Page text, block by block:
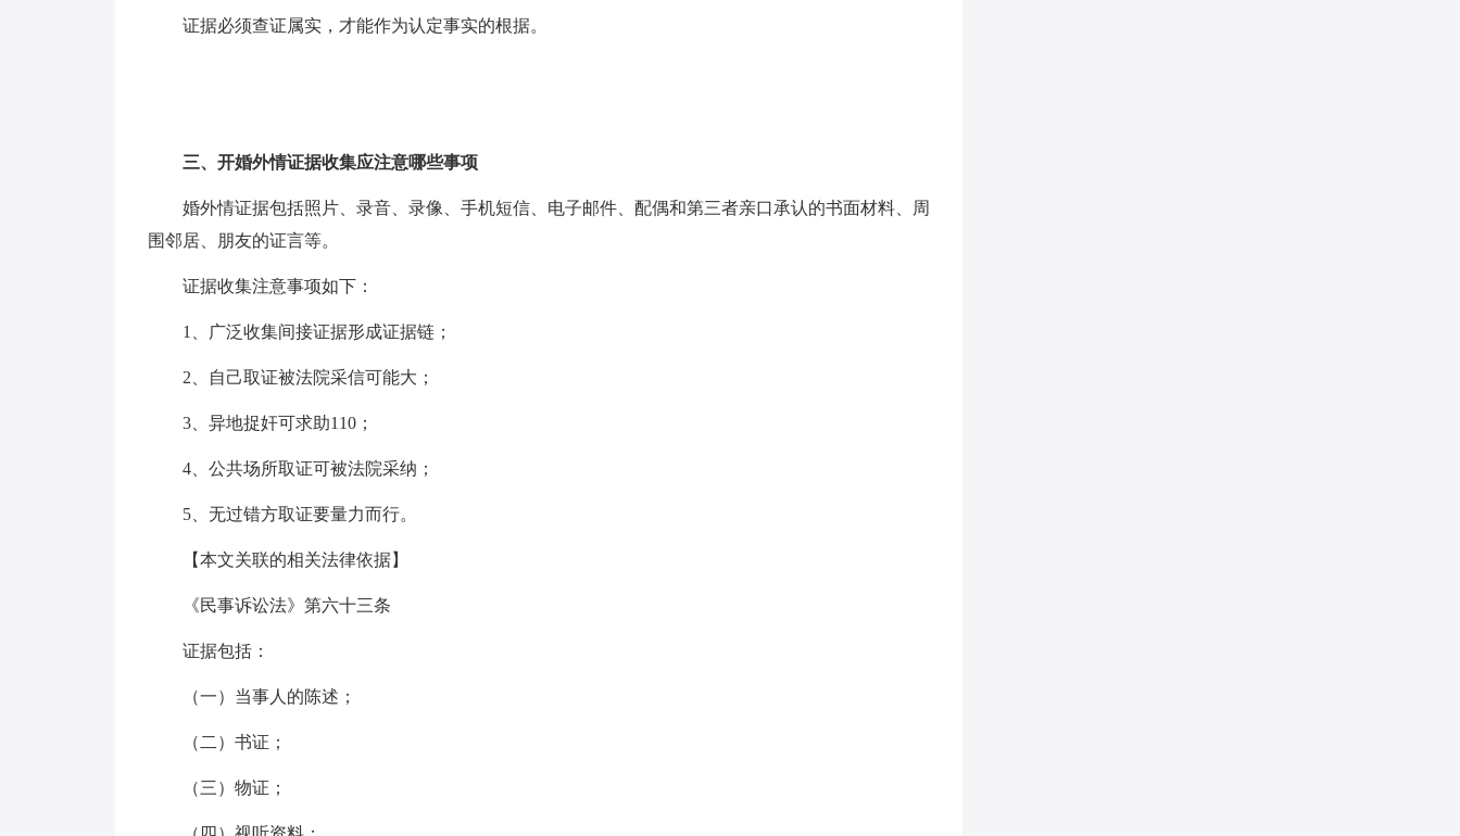
证据必须查证属实，才能作为认定事实的根据。
三、开婚外情证据收集应注意哪些事项
婚外情证据包括照片、录音、录像、手机短信、电子邮件、配偶和第三者亲口承认的书面材料、周
围邻居、朋友的证言等。
证据收集注意事项如下：
1、广泛收集间接证据形成证据链；
2、自己取证被法院采信可能大；
3、异地捉奸可求助110；
4、公共场所取证可被法院采纳；
5、无过错方取证要量力而行。
【本文关联的相关法律依据】
《民事诉讼法》第六十三条
证据包括：
（一）当事人的陈述；
（二）书证；
（三）物证；